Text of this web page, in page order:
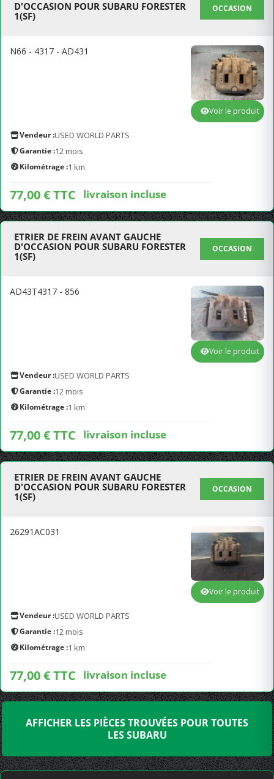
D'OCCASION POUR SUBARU FORESTER
1(SF)
OCCASION
N66 - 4317 - AD431
Vendeur :USED WORLD PARTS
Garantie :12 mois
Kilométrage :1 km
77,00 € TTC livraison incluse
Voir le produit
ETRIER DE FREIN AVANT GAUCHE
D'OCCASION POUR SUBARU FORESTER
1(SF)
OCCASION
AD43T4317 - 856
Vendeur :USED WORLD PARTS
Garantie :12 mois
Kilométrage :1 km
77,00 € TTC livraison incluse
Voir le produit
ETRIER DE FREIN AVANT GAUCHE
D'OCCASION POUR SUBARU FORESTER
1(SF)
OCCASION
26291AC031
Vendeur :USED WORLD PARTS
Garantie :12 mois
Kilométrage :1 km
77,00 € TTC livraison incluse
Voir le produit
AFFICHER LES PIÈCES TROUVÉES POUR TOUTES
LES SUBARU